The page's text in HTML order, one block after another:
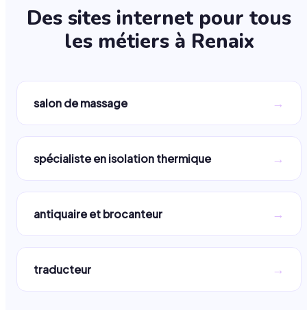
Des sites internet pour tous
les métiers à Renaix
salon de massage →
spécialiste en isolation thermique →
antiquaire et brocanteur →
traducteur →